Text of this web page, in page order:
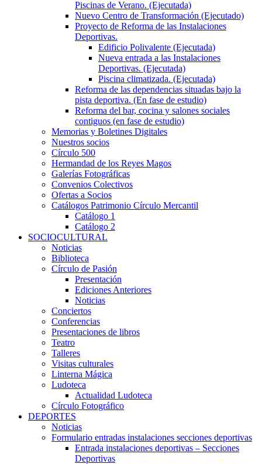
Piscinas de Verano. (Ejecutada)
Nuevo Centro de Transformación (Ejecutado)
Proyecto de Reforma de las Instalaciones
Deportivas.
Edificio Polivalente (Ejecutada)
Nueva entrada a las Instalaciones
Deportivas. (Ejecutada)
Piscina climatizada. (Ejecutada)
Reforma de las dependencias situadas bajo la
pista deportiva. (En fase de estudio)
Reforma del bar, cocina y salones sociales
contiguos (en fase de estudio)
Memorias y Boletines Digitales
Nuestros socios
Círculo 500
Hermandad de los Reyes Magos
Galerías Fotográficas
Convenios Colectivos
Ofertas a Socios
Catálogos Patrimonio Círculo Mercantil
Catálogo 1
Catálogo 2
SOCIOCULTURAL
Noticias
Biblioteca
Círculo de Pasión
Presentación
Ediciones Anteriores
Noticias
Conciertos
Conferencias
Presentaciones de libros
Teatro
Talleres
Visitas culturales
Linterna Mágica
Ludoteca
Actualidad Ludoteca
Círculo Fotográfico
DEPORTES
Noticias
Formulario entradas instalaciones secciones deportivas
Entrada instalaciones deportivas – Secciones
Deportivas